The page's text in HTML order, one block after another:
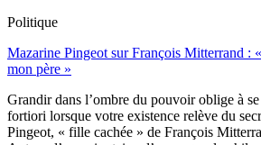
Politique
Mazarine Pingeot sur François Mitterrand :
mon père »
Grandir dans l’ombre du pouvoir oblige à
fortiori lorsque votre existence relève du
Pingeot, « fille cachée » de François